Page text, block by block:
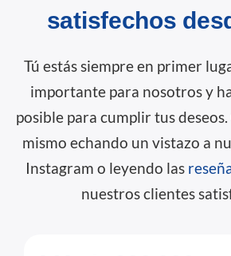
satisfechos
Tú estás siempre en primer
importante para nosotros y
posible para cumplir tus
mismo echando un vistazo a
Instagram o leyendo las
nuestros clientes